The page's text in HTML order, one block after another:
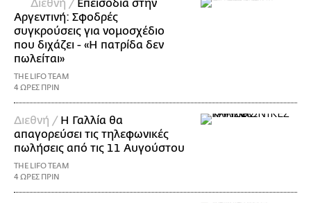
Διεθνή / Επεισόδια στην
Αργεντινή: Σφοδρές
συγκρούσεις για νομοσχέδιο
που διχάζει - «Η πατρίδα δεν
πωλείται»
THE LIFO TEAM
4 ΩΡΕΣ ΠΡΙΝ
Διεθνή / Η Γαλλία θα
απαγορεύσει τις τηλεφωνικές
πωλήσεις από τις 11 Αυγούστου
THE LIFO TEAM
4 ΩΡΕΣ ΠΡΙΝ